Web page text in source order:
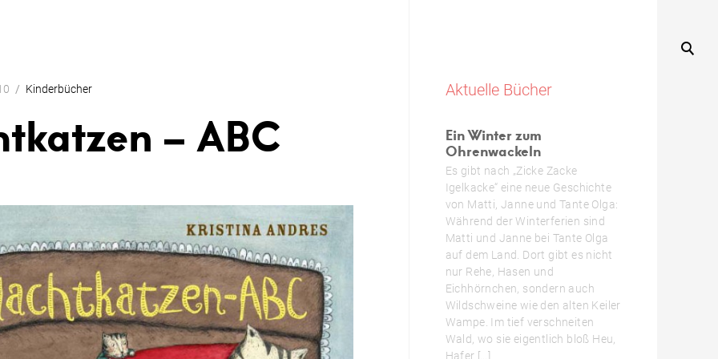
Kinderbücher
– ABC
Aktuelle Bücher
Ein Winter zum
Ohrenwackeln
Es gibt nach „Zicke Zacke
Igelkacke“ eine neue Geschichte
von Matti, Janne und Tante Olga:
Während der Winterferien sind
Matti und Janne bei Tante Olga
auf dem Land. Dort gibt es nicht
nur Rehe, Hasen und
Eichhörnchen, sondern auch
Wildschweine wie den alten Keiler
Wampe. Im tief verschneiten
Wald, wo sie eigentlich bloß Heu,
Hafer […]